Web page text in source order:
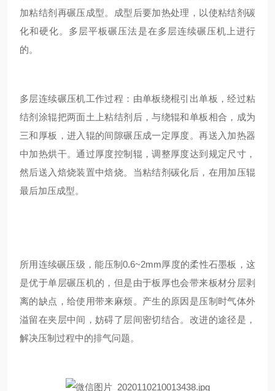
加粘结剂再碾压成型。成型后要加热处理，以使粘结剂碳
化和硬化。多层平板碾压法是在多层连续碾压机上进行
的。
多层连续碾压机工作过程：由单板绕棍引出单板，经过粘
结剂涂辊把两面土上粘结剂后，与绕辊和单板相合，成为
三和厚板，进入辊的间隙碾压成一定厚度。再送入加热器
中加热烘干。通过厚度控制辊，调整厚度达到规定尺寸，
然后送入焙烧装置中焙烧。当粘结剂碳化后，在用加压辊
最后加压成型。
所用连续碾压级，能压制0.6~2mm厚度的柔性石墨板，这
是优于单层碾压机的，但是由于板厚也会带来板材分层剥
离的缺点，给使用带来麻烦。产生的原因是压制时气体外
溢留在夹层中间，妨碍了层间密切结合。改进的途径是，
解决压制过程中的排气问题。